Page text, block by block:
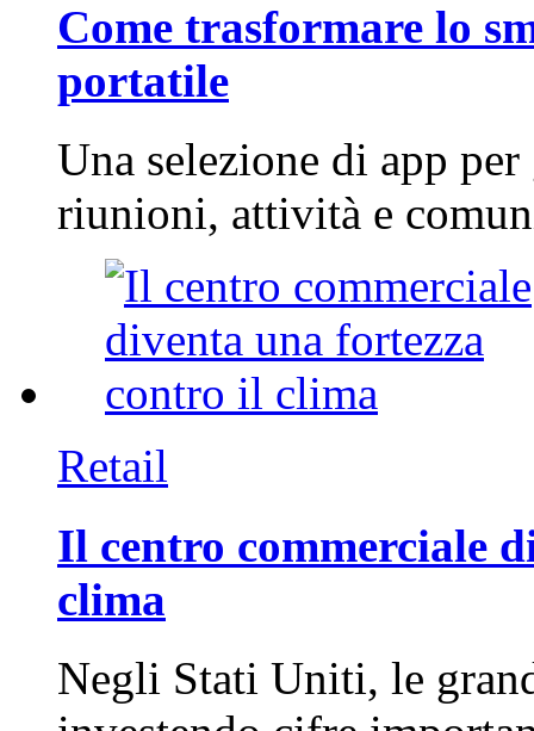
Come trasformare lo
portatile
Una selezione di app
riunioni, attività e
Retail
Il centro commerciale
clima
Negli Stati Uniti, le